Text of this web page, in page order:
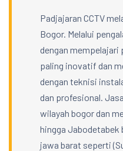
Padjajaran CCTV
Bogor. Melalui
dengan mempelajari
paling inovatif dan
dengan teknisi
dan profesional.
wilayah bogor dan
hingga Jabodetabek
jawa barat seperti